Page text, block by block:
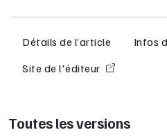
contraintes horaires pour
Toutes les capacités sont
rassembler les repères
Détails de l’article
Infos
Site de l'éditeur
Toutes les versions